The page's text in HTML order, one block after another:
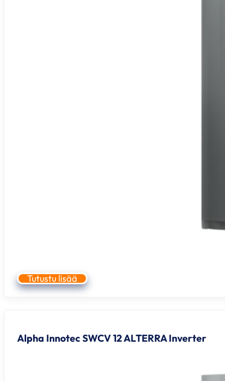
Tutustu lisää
Alpha Innotec SWCV 12 ALTERRA Inverter